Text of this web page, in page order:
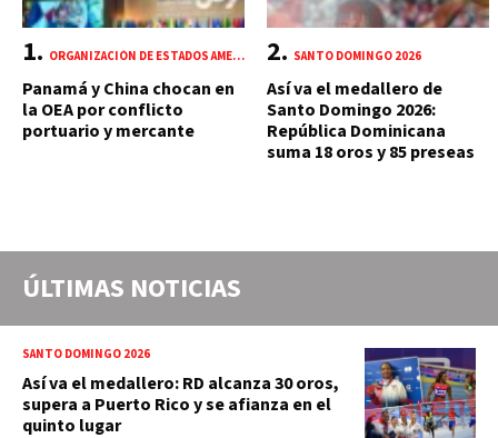
ORGANIZACIÓN DE ESTADOS AMERICANOS (OEA)
Panamá y China chocan en
la OEA por conflicto
portuario y mercante
SANTO DOMINGO 2026
Así va el medallero de
Santo Domingo 2026:
República Dominicana
suma 18 oros y 85 preseas
ÚLTIMAS NOTICIAS
SANTO DOMINGO 2026
Así va el medallero: RD alcanza 30 oros,
supera a Puerto Rico y se afianza en el
quinto lugar